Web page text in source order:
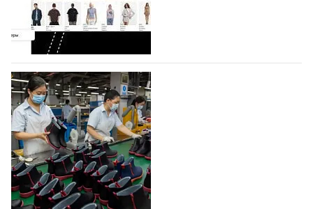
Гуанчжоу, столице моды Китая, является
профессиональной обувной компанией,
объединяющей разработку, производство и…
07.08.2026 561
На платформе Lamoda - новый раздел и
условия продвижения локальных
дизайнерских марок
Российский маркетплейс Lamoda решил обновить
раздел для продажи продукции локальных
дизайнерских марок одежды, обуви и аксессуаров.
Бренды также получат маркетинговую…